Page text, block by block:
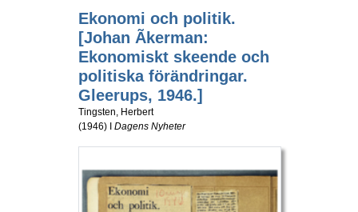
Ekonomi och politik.
[Johan Ãkerman:
Ekonomiskt skeende och
politiska förändringar.
Gleerups, 1946.]
Tingsten, Herbert
(1946) I Dagens Nyheter